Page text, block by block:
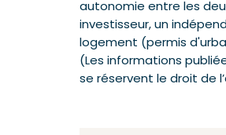
autonomie entre les
investisseur, un
logement (permis
(Les informations
se réservent le droit de